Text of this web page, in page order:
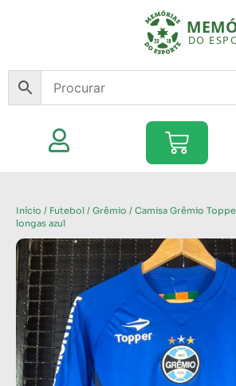
Início / Futebol / Grêmio / Camisa Grêmio
longas azul